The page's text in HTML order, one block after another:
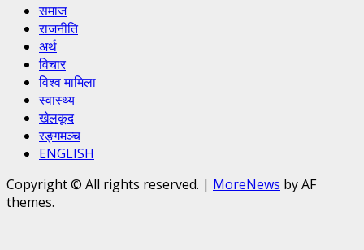
समाज
राजनीति
अर्थ
विचार
विश्व मामिला
स्वास्थ्य
खेलकूद
रङ्गमञ्च
ENGLISH
Copyright © All rights reserved. | MoreNews by AF
themes.